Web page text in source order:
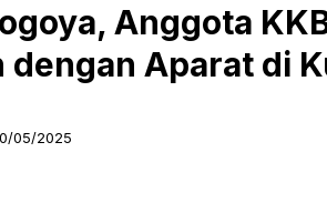
Anggota
dengan Aparat di
05/2025